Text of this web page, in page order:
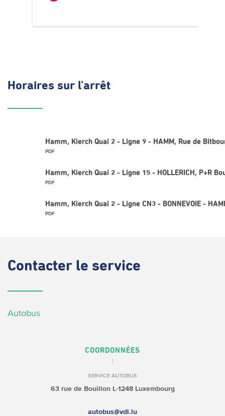
Horaires sur l'arrêt
Hamm, Kierch Quai 2 - Ligne 9 - HAMM, Rue de
PDF
Hamm, Kierch Quai 2 - Ligne 15 - HOLLERICH, P+R
PDF
Hamm, Kierch Quai 2 - Ligne CN3 - BONNEVOIE -
PDF
Contacter le service
Autobus
COORDONNÉES
SERVICE AUTOBUS
63 rue de BouillonL-1248 Luxembourg
autobus@vdl.lu